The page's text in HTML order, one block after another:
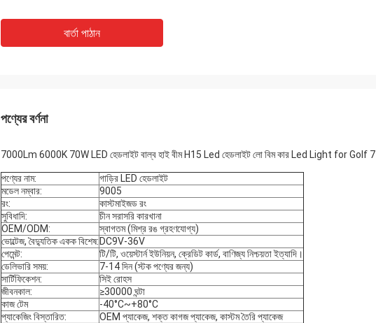
বার্তা পাঠান
পণ্যের বর্ণনা
7000Lm 6000K 70W LED হেডলাইট বাল্ব হাই বীম H15 Led হেডলাইট লো বিম কার Led Light for Golf 7
পণ্যের নাম:
গাড়ির LED হেডলাইট
মডেল নম্বার:
9005
রং:
কাস্টমাইজড রং
সুবিধাদি:
চীন সরাসরি কারখানা
OEM/ODM:
স্বাগতম (মিশ্র রঙ গ্রহণযোগ্য)
ভোল্টেজ, বৈদ্যুতিক একক বিশেষ: DC9V-36V
পেমেন্ট:
টি/টি, ওয়েস্টার্ন ইউনিয়ন, ক্রেডিট কার্ড, বাণিজ্য নিশ্চয়তা ইত্যাদি।
ডেলিভারি সময়:
7-14 দিন (স্টক পণ্যের জন্য)
সার্টিফিকেশন:
সিই রোহস
জীবনকাল:
≥30000 ঘন্টা
কাজ টেম
-40°C~+80°C
প্যাকেজিং বিস্তারিত:
OEM প্যাকেজ, শক্ত কাগজ প্যাকেজ, কাস্টম তৈরি প্যাকেজ